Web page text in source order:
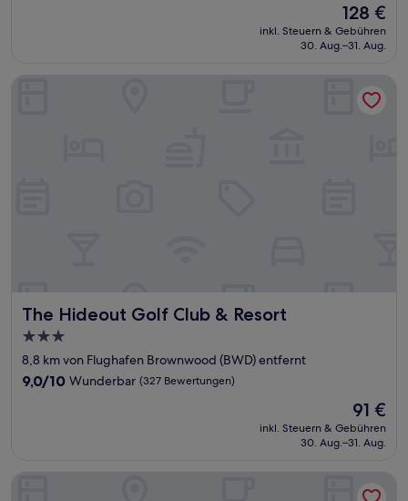
Der
Preis
beträgt
128 €
inkl. Steuern & Gebühren
30. Aug.–31. Aug.
The Hideout Golf Club & Resort
The Hideout Golf Club & Resort
3.0-
Sterne-
Unterkunft
8,8 km von Flughafen Brownwood (BWD) entfernt
9.0
9,0/10 Wunderbar (327 Bewertungen)
Der
Preis
beträgt
91 €
inkl. Steuern & Gebühren
30. Aug.–31. Aug.
Classic Inn Early